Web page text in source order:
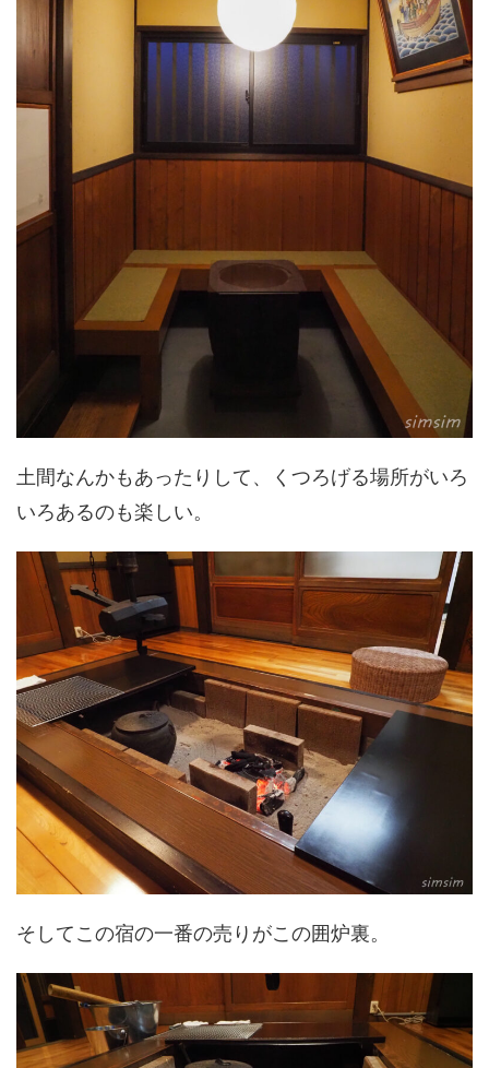
土間なんかもあったりして、くつろげる場所がいろ
いろあるのも楽しい。
そしてこの宿の一番の売りがこの囲炉裏。